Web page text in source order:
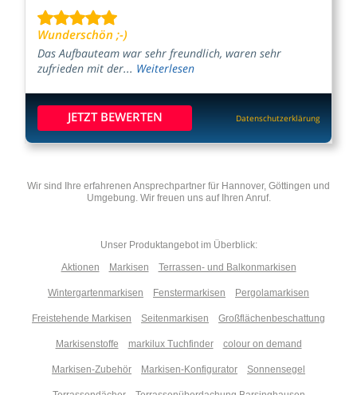
Wunderschön ;-)
Das Aufbauteam war sehr freundlich, waren sehr
zufrieden mit der... Weiterlesen
JETZT BEWERTEN Datenschutzerklärung
Wir sind Ihre erfahrenen Ansprechpartner für Hannover, Göttingen und
Umgebung. Wir freuen uns auf Ihren Anruf.
Unser Produktangebot im Überblick:
Aktionen
Markisen Terrassen- und Balkonmarkisen
Wintergartenmarkisen Fenstermarkisen Pergolamarkisen
Freistehende Markisen Seitenmarkisen Großflächenbeschattung
Markisenstoffe markilux Tuchfinder colour on demand
Markisen-Zubehör Markisen-Konfigurator Sonnensegel